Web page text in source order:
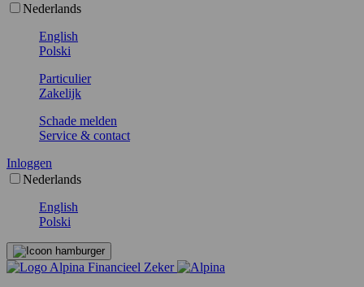
Nederlands
English
Polski
Particulier
Zakelijk
Schade melden
Service & contact
Inloggen
Nederlands
English
Polski